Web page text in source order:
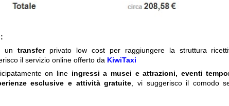
untransfer privato low cost per raggiungere la struttura
il servizio online offerto da KiwiTaxi
on line ingressi a musei e attrazioni, eventi
esclusive e attività gratuite , vi suggerisco il comodo